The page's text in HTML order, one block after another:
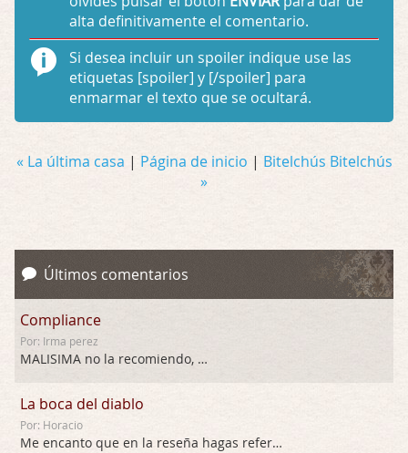
alta definitivamente el comentario.
Si desea incluir un spoiler indique use las
etiquetas [spoiler] y [/spoiler] para
enmarmar el texto que se ocultará.
« La última casa | Página de inicio | Bitelchús Bitelchús
»
Últimos comentarios
Compliance
Por: Irma perez
MALISIMA no la recomiendo, …
La boca del diablo
Por: Horacio
Me encanto que en la reseña hagas referen …